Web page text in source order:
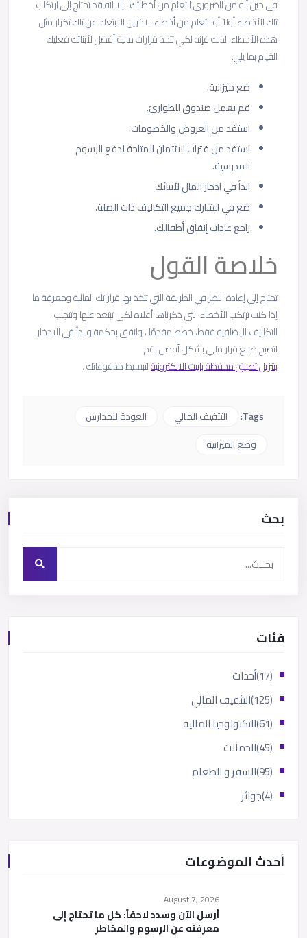
في حين أنه من الضروري التعلم من أخطائك ، إلا انه قد تحتاج إلى ارتكاب
تلك الأخطاء أولاً أو التعلم من أخطاء الآخرين للابتعاد عن تلك تكرار مثل
هذه الأخطاء، لذلك فإنه لكي تتخذ قرارات مالية أفضل لأبنائك فعليك
القيام بما يلي:
ضع ميزانية.
قم بعمل صندوق للطوارئ.
استفد من العروض والخصومات.
استفد من فترات الائتمان المتاحة لدفع الرسوم
المدرسية.
ابدأ في ادخار المال لأبنائك
ضع في اعتبارك جميع التكاليف ذات الصلة.
راجع عادات إنفاق أطفالك.
خلاصة القول
تحتاج إلى إعادة النظر في الطريقة التي تتخذ بها قراراتك المالية ومعرفة ما
إذا كنت ترتكب الأخطاء التي ذكرناها أعلاه لكي تبتعد عنها وتتجنب
التكاليف الإضافية فقط، خطط مقدمًا ، وانفق بحكمة وابدأ في الادخار
لتصبح صانع قرار مالي بشكل أفضل. قم
بتنزيل تطبيق محفظة باييت الالكترونيةلتبسيط مدفوعاتك .
Tags: التثقيف المالي
العودة للمدارس
وضع الميزانية
بحث
فئات
أحداث
(17)
التثقيف المالي
(125)
التكنولوجيا المالية
(61)
الحملات
(45)
السفر و الطعام
(95)
جوائز (4)
أحدث الموضوعات
August 7, 2026
أرسل الآن وسدد لاحقاً: كل ما تحتاج إلى
معرفته عن الرسوم والمخاطر